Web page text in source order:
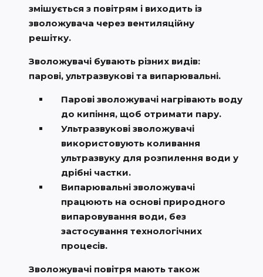
змішується з повітрям і виходить із
зволожувача через вентиляційну
решітку.
Зволожувачі бувають різних видів:
парові, ультразвукові та випарювальні.
Парові зволожувачі нагрівають воду
до кипіння, щоб отримати пару.
Ультразвукові зволожувачі
використовують коливання
ультразвуку для розпилення води у
дрібні частки.
Випарювальні зволожувачі
працюють на основі природного
випаровування води, без
застосування технологічних
процесів.
Зволожувачі повітря мають також